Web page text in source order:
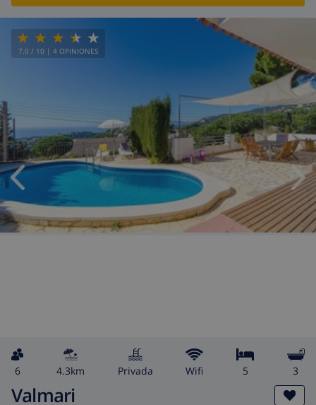
7.0 / 10 | 4 OPINIONES
6 4.3km privada wifi 5 3
Valmari